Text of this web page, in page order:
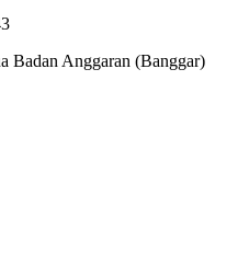
Badan Anggaran (Banggar)